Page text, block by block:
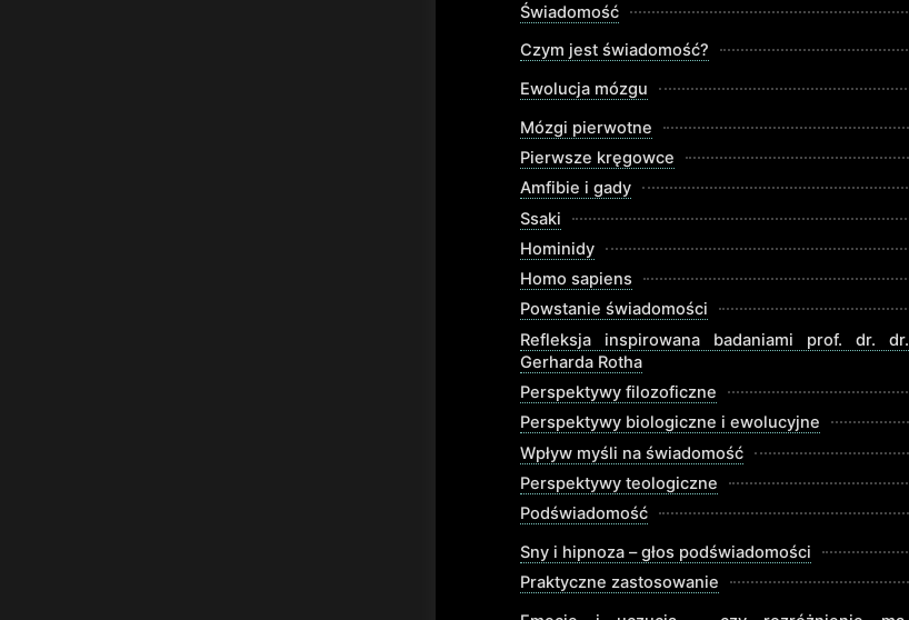
Świadomość
Czym jest świadomość?
Ewolucja mózgu
Mózgi pierwotne
Pierwsze kręgowce
Amfibie i gady
Ssaki
Hominidy
Homo sapiens
Powstanie świadomości
Refleksja inspirowana badaniami prof. dr. dr.
Gerharda Rotha
Perspektywy filozoficzne
Perspektywy biologiczne i ewolucyjne
Wpływ myśli na świadomość
Perspektywy teologiczne
Podświadomość
Sny i hipnoza – głos podświadomości
Praktyczne zastosowanie